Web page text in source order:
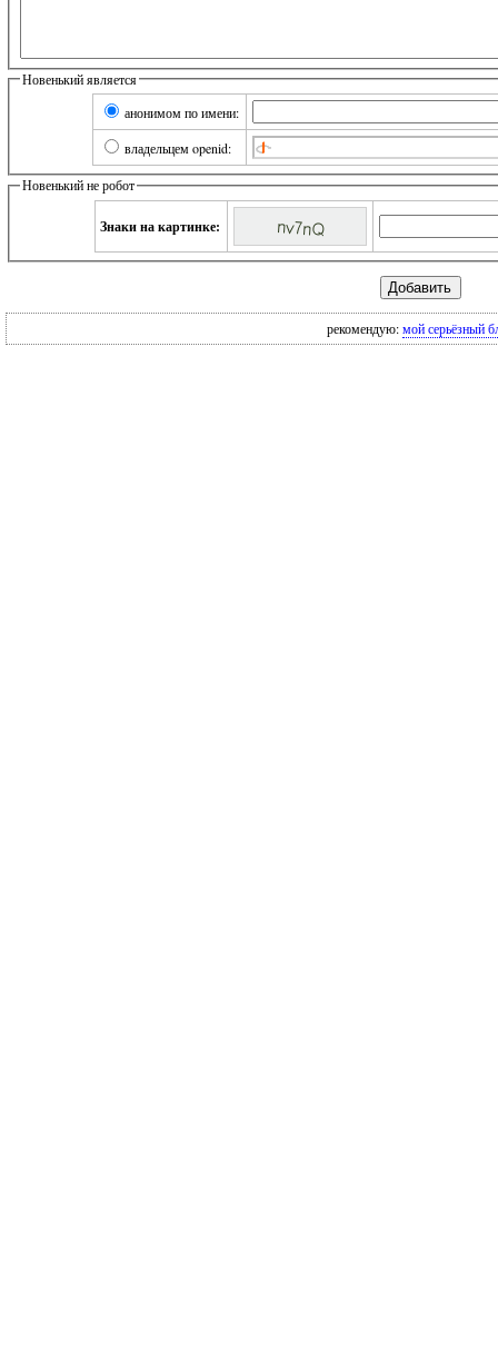
Новенький является
анонимом по имени:
владельцем openid:
Новенький не робот
Знаки на картинке:
рекомендую: мой серьёзный